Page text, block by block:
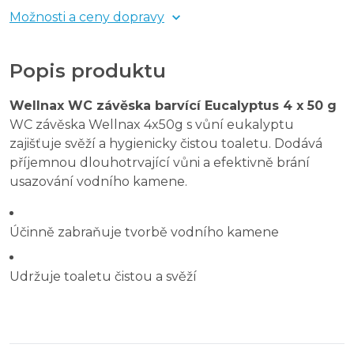
Možnosti a ceny dopravy
Popis produktu
Wellnax WC závěska barvící Eucalyptus 4 x 50 g
WC závěska Wellnax 4x50g s vůní eukalyptu
zajišťuje svěží a hygienicky čistou toaletu. Dodává
příjemnou dlouhotrvající vůni a efektivně brání
usazování vodního kamene.
Účinně zabraňuje tvorbě vodního kamene
Udržuje toaletu čistou a svěží